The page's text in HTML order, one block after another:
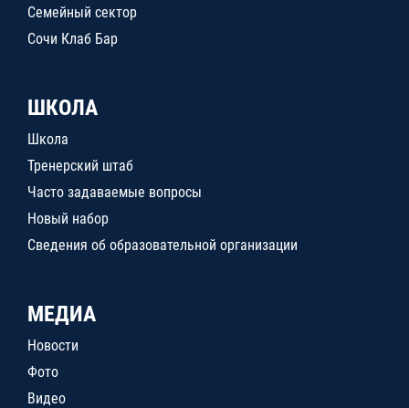
Семейный сектор
Сочи Клаб Бар
ШКОЛА
Школа
Тренерский штаб
Часто задаваемые вопросы
Новый набор
Сведения об образовательной организации
МЕДИА
Новости
Фото
Видео